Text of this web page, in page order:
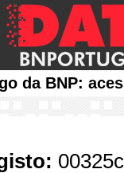
da BNP: